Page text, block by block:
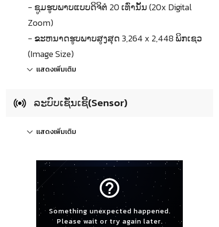
- ຊູມຮູບພາບແບບດິຈິຕໍ 20 ເທົ່ານັ້ນ (20x Digital
Zoom)
- ຂະຫນາດຮູບພາບສູງສຸດ 3,264 x 2,448 ພິກເຊວ
(Image Size)
แสดงเพิ่มเติม
ລະບົບເຊັ່ນເຊີ້(Sensor)
แสดงเพิ่มเติม
help_outline
Something unexpected happened.
Please wait or try again later.